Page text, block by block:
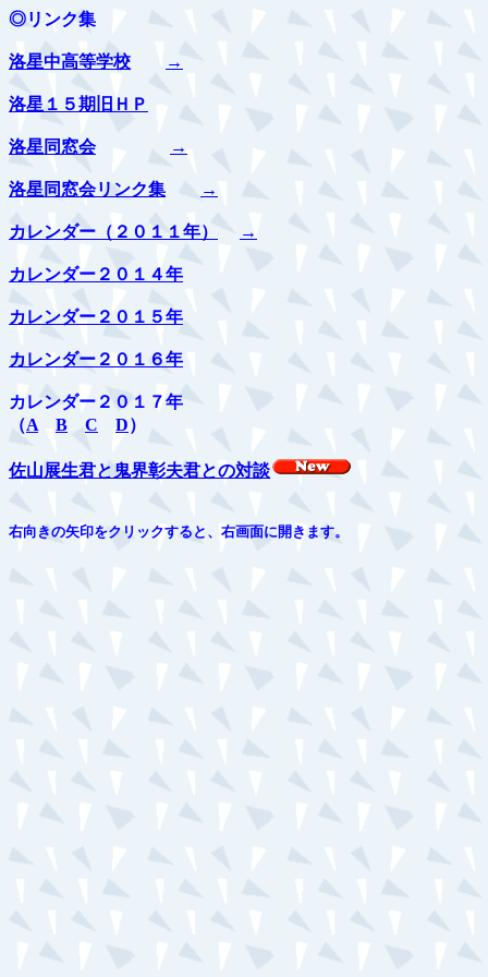
◎リンク集
洛星中高等学校 →
洛星１５期旧ＨＰ
洛星同窓会 →
洛星同窓会リンク集 →
カレンダー（２０１１年） →
カレンダー２０１４年
カレンダー２０１５年
カレンダー２０１６年
カレンダー２０１７年
（A B C D）
佐山展生君と鬼界彰夫君との対談
右向きの矢印をクリックすると、右画面に開きます。